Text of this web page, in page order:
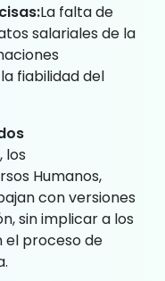
La falta de
salariales de la
fiabilidad del
los
Humanos,
con versiones
sin implicar a los
el proceso de